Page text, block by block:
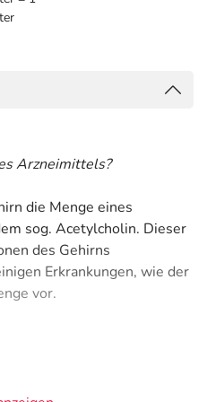
Arzneimittels?
die Menge eines
sog. Acetylcholin. Dieser
des Gehirns
Erkrankungen, wie der
vor.